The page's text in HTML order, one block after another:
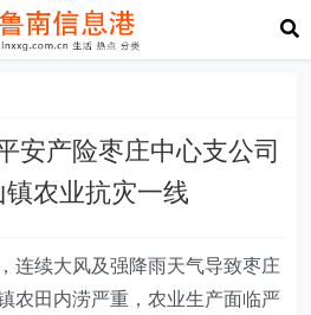
安产险枣庄中心支公司
农业抗灾一线
，连续大风及强降雨天气导致枣庄
农田内涝严重，农业生产面临严